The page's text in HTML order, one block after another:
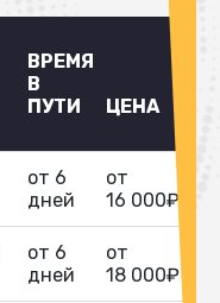
ВРЕМЯ
В
ПУТИ
ЦЕНА
от 6
дней
от
16 000₽
от 6
дней
от
18 000₽